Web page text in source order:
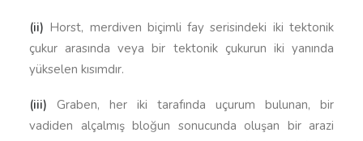
(ii) Horst, merdiven biçimli fay serisindeki iki tektonik
çukur arasında veya bir tektonik çukurun iki yanında
yükselen kısımdır.
(iii) Graben, her iki tarafında uçurum bulunan, bir
vadiden alçalmış bloğun sonucunda oluşan bir arazi